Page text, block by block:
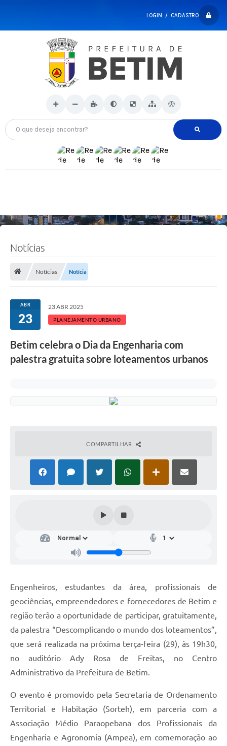
LOGIN / CADASTRO
O que deseja encontrar?
Notícias
Notícias Notícia
ABR
23
23 ABR 2025
PLANEJAMENTO URBANO
Betim celebra o Dia da Engenharia com
palestra gratuita sobre loteamentos urbanos
COMPARTILHAR
Engenheiros, estudantes da área, profissionais de
geociências, empreendedores e fornecedores de Betim e
região terão a oportunidade de participar, gratuitamente,
da palestra “Descomplicando o mundo dos loteamentos”,
que será realizada na próxima terça-feira (29), às 19h30,
no auditório Ady Rosa de Freitas, no Centro
Administrativo da Prefeitura de Betim.
O evento é promovido pela Secretaria de Ordenamento
Territorial e Habitação (Sorteh), em parceria com a
Associação Médio Paraopebana dos Profissionais da
Engenharia e Agronomia (Ampea), em comemoração ao